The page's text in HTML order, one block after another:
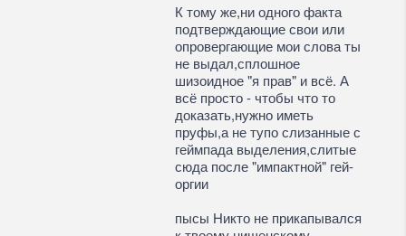
К тому же,ни одного факта
подтверждающие свои или
опровергающие мои слова ты
не выдал,сплошное
шизоидное "я прав" и всё. А
всё просто - чтобы что то
доказать,нужно иметь
пруфы,а не тупо слизанные с
геймпада выделения,слитые
сюда после "импактной" гей-
оргии
пысы Никто не прикапывался